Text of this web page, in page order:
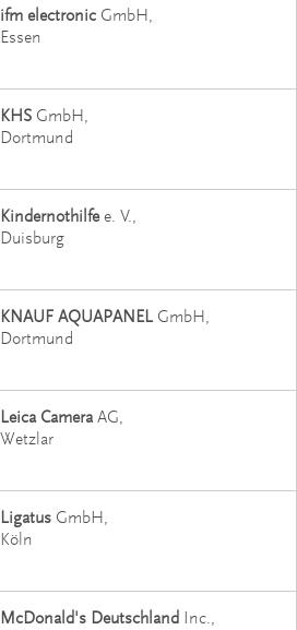
ifm electronic GmbH
Essen
KHS GmbH
Dortmund
Kindernothilfee. V.
Duisburg
KNAUF AQUAPANEL GmbH
Dortmund
Leica CameraAG
Wetzlar
Ligatus GmbH
Köln
McDonald's Deutschland Inc.